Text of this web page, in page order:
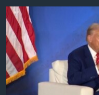
រំលង​
និង​
ចូល​
ទៅ​
ទំព័រ​
រចនា
កម្ពុជាច្នៃប្រតិដ្ឋ
ព្រឹត្តិការណ៍ព័ត៌មាន
ទូរទស្សន៍ / វីដេអូ​
វិទ្យុ / ផតខាសថ៍
កម្មវិធីទាំងអស់
No media